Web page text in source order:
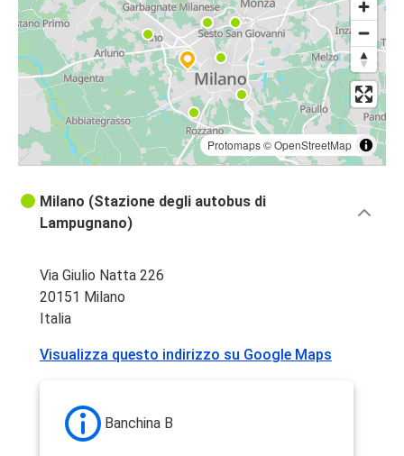
Protomaps©OpenStreetMap
Milano (Stazione degli autobus di
Lampugnano)
Via Giulio Natta 226
20151 Milano
Italia
Visualizza questo indirizzo su Google Maps
Banchina B